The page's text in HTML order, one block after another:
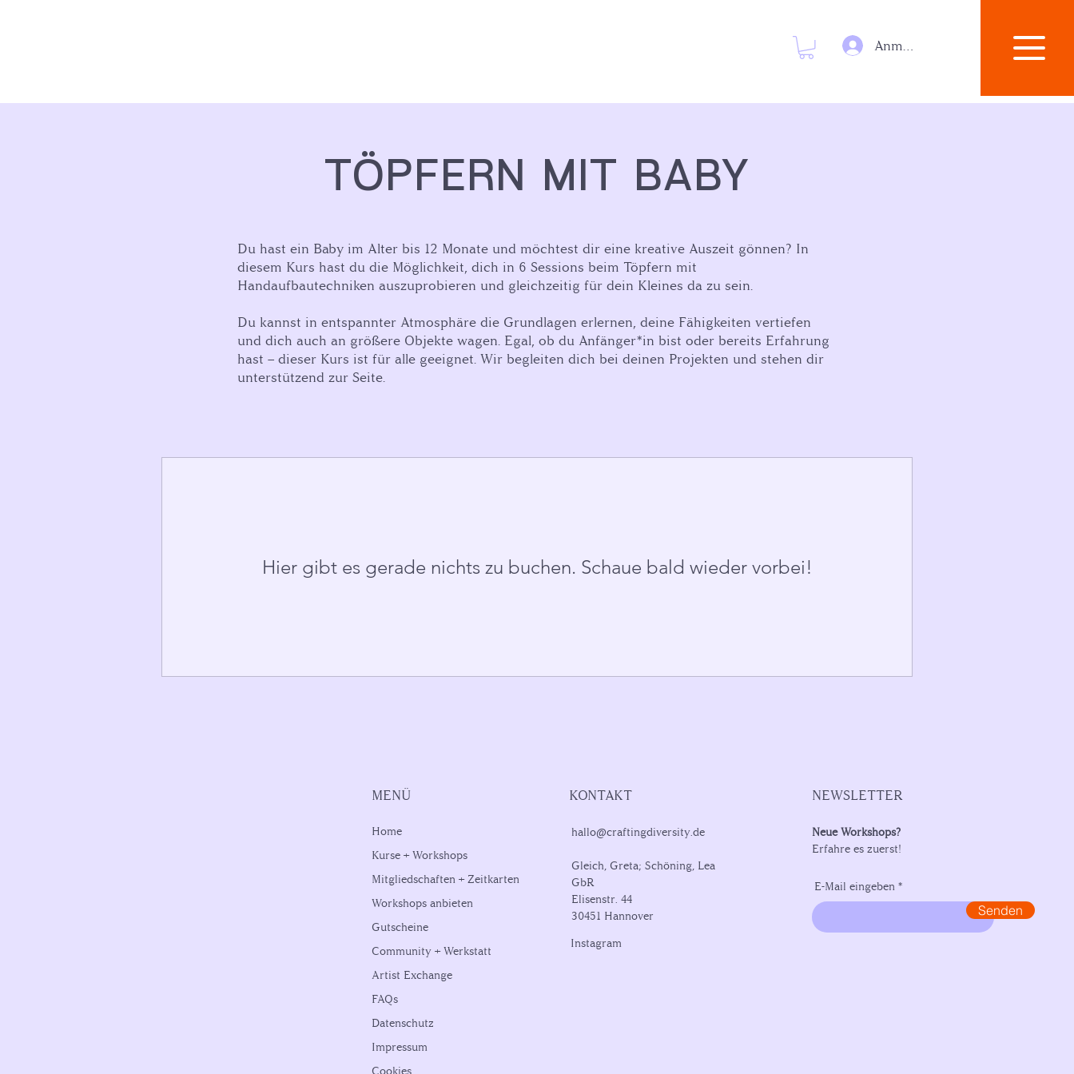
Anmelden
TÖPFERN MIT BABY
Du hast ein Baby im Alter bis 12 Monate und möchtest dir eine kreative Auszeit gönnen? In
diesem Kurs hast du die Möglichkeit, dich in 6 Sessions beim Töpfern mit
Handaufbautechniken auszuprobieren und gleichzeitig für dein Kleines da zu sein.
Du kannst in entspannter Atmosphäre die Grundlagen erlernen, deine Fähigkeiten vertiefen
und dich auch an größere Objekte wagen. Egal, ob du Anfänger*in bist oder bereits Erfahrung
hast – dieser Kurs ist für alle geeignet. Wir begleiten dich bei deinen Projekten und stehen dir
unterstützend zur Seite.
Hier gibt es gerade nichts zu buchen. Schaue bald wieder vorbei!
MENÜ
Home
Kurse + Workshops
Mitgliedschaften + Zeitkarten
Workshops anbieten
Gutscheine
Community + Werkstatt
Artist Exchange
FAQs
Datenschutz
Impressum
Cookies
KONTAKT
hallo@craftingdiversity.de
Gleich, Greta; Schöning, Lea
GbR
Elisenstr. 44
30451 Hannover
Instagram
NEWSLETTER
Neue Workshops?
Erfahre es zuerst!
E-Mail eingeben
Senden